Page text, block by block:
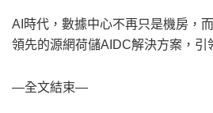
AI時代，數據中心不再只是機房，
領先的源網荷儲AIDC解決方案，引
—全文結束—